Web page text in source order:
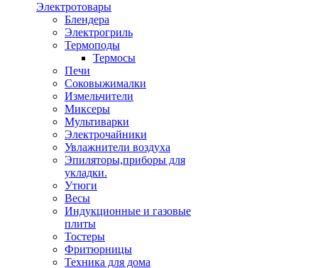
Электротовары
Блендера
Электрогриль
Термоподы
Термосы
Печи
Соковыжималки
Измельчители
Миксеры
Мультиварки
Электрочайники
Увлажнители воздуха
Эпиляторы,приборы для
укладки.
Утюги
Весы
Индукционные и газовые
плиты
Тостеры
Фритюрницы
Техника для дома